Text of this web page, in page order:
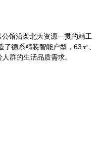
馆沿袭北大资源一贯的精工
了德系精装智能户型，63㎡、
群的生活品质需求。